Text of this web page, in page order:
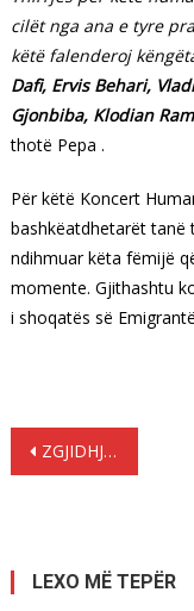
cilët nga ana e tyre
këtë falenderoj
Dafi, Ervis Behari,
Gjonbiba, Klodian
thotë Pepa .
Për këtë Koncert
bashkëatdhetarët tanë
ndihmuar këta fëmijë
momente. Gjithashtu
i shoqatës së
Lëvizje
ZGJIDHJA, primare mikse për kandidatët për deputetë, emigrantët do votojnë nga vendet e tyre
LEXO MË TEPËR